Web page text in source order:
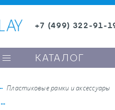
+7 (499) 322-91-
звонок
КАТАЛОГ
Пластиковые рамки и аксессуары